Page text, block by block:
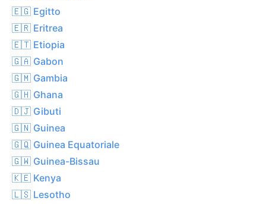
🇪🇬 Egitto
🇪🇷 Eritrea
🇪🇹 Etiopia
🇬🇦 Gabon
🇬🇲 Gambia
🇬🇭 Ghana
🇩🇯 Gibuti
🇬🇳 Guinea
🇬🇶 Guinea Equatoriale
🇬🇼 Guinea-Bissau
🇰🇪 Kenya
🇱🇸 Lesotho